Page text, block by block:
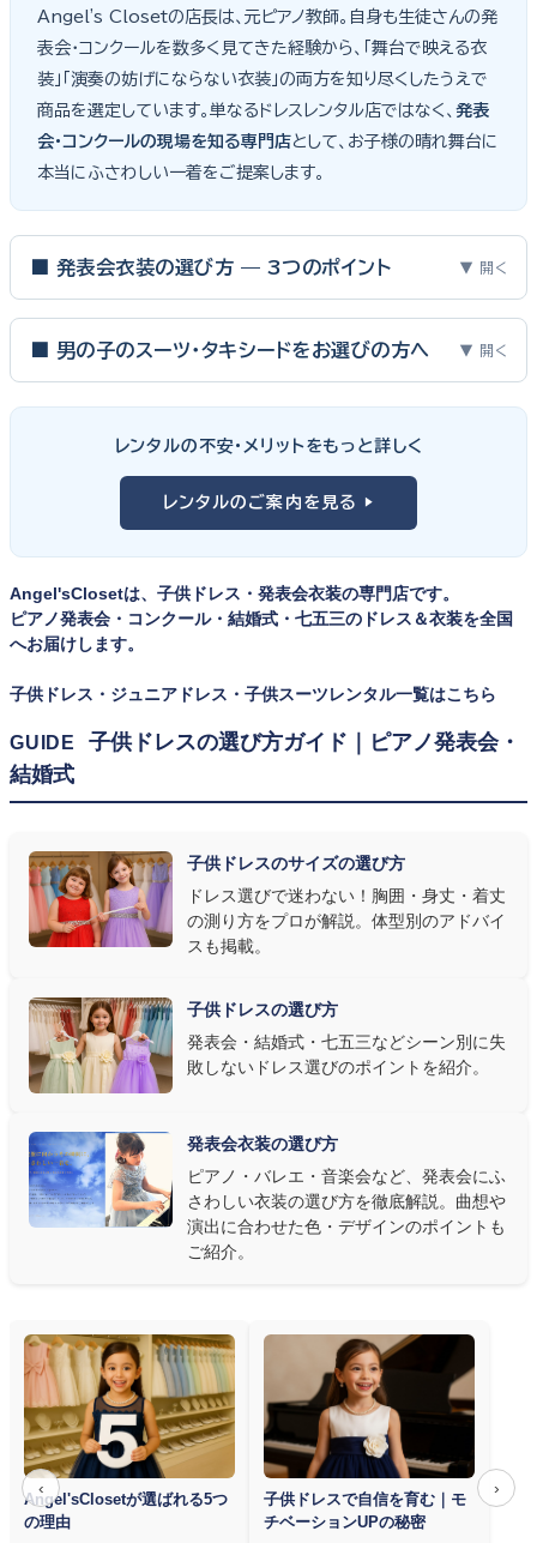
Angel's Closetの店長は、元ピアノ教師。自身も生徒さんの発
表会・コンクールを数多く見てきた経験から、「舞台で映える衣
装」「演奏の妨げにならない衣装」の両方を知り尽くしたうえで
商品を選定しています。単なるドレスレンタル店ではなく、 発表
会・コンクールの現場を知る専門店として、お子様の晴れ舞台に
本当にふさわしい一着をご提案します。
■ 発表会衣装の選び方 — 3つのポイント ▼ 開く
ピアノ発表会・バイオリン発表会・コンクールの舞台は、お子様にと
って特別な一日。元ピアノ教師としての経験から、衣装選びで大切
① サイズは"ジャストフィット"を選ぶ
舞台上で最も美しく見えるのは、お子様の体にきちんと合ったサ
イズのドレス・スーツです。「大きめを買って長く着せたい」という
何よりお子様を輝かせます。レンタルなら、その時のジャストサイ
ズを遠慮なく選べるのが最大のメリット。胸囲・身丈の正しい測り
② 舞台で映える色・楽器に合うデザインを選ぶ
発表会の舞台は照明が強く、客席からは意外と色味が飛んで見え
ます。ネイビー・ブラック・深みのあるジュエルカラーはホールの照
す。またピアノ演奏なら落ち着いたシックなトーン、バイオリンやソ
ロ演奏なら華やかで視線を集めるデザイン、合唱やアンサンブル
なら衣装同士が調和するクラシカルな色合い、と演目に合わせた
③ 演奏の動きを妨げない設計か確認する
発表会ドレス選びで見落とされがちなのが"動きやすさ"です。ピ
アノならペダル操作を妨げない丈感、バイオリンなら弓を動かす
右腕のゆとり、管楽器なら胸元の締め付けがないこと——演奏の
質は衣装で変わります。Angel's Closetのレンタル衣装は、元ピ
アノ教師の店長が発表会・コンクールでのご使用を前提に厳選し
た商品
を多数ご用意しています。
■ 男の子のスーツ・タキシードをお選びの方へ ▼ 開く
向け、スリーピーススーツやベストスタイルは合唱・アンサンブル向
けと、シーンで使い分けるのがおすすめです。詳しくは
ツ・タキシード一覧
レンタルの不安・メリットをもっと詳しく
レンタルのご案内を見る ▶
Angel'sClosetは、子供ドレス・発表会衣装の専門店です。
ピアノ発表会・コンクール・結婚式・七五三のドレス＆衣装を全国
へお届けします。
子供ドレス・ジュニアドレス・子供スーツレンタル一覧はこちら
GUIDE
子供ドレスの選び方ガイド｜ピアノ発表会・
結婚式
子供ドレスのサイズの選び方
ドレス選びで迷わない！胸囲・身丈・着丈
の測り方をプロが解説。体型別のアドバイ
スも掲載。
子供ドレスの選び方
発表会・結婚式・七五三などシーン別に失
敗しないドレス選びのポイントを紹介。
発表会衣装の選び方
ピアノ・バレエ・音楽会など、発表会にふ
さわしい衣装の選び方を徹底解説。曲想や
演出に合わせた色・デザインのポイントも
ご紹介。
‹ ›
Angel'sClosetが選ばれる5つ
の理由
子供ドレスで自信を育む｜モ
チベーションUPの秘密